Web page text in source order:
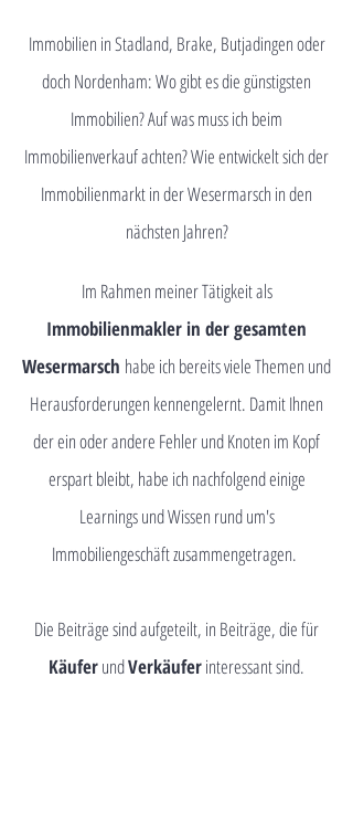
Immobilien in Stadland, Brake, Butjadingen oder
doch Nordenham: Wo gibt es die günstigsten
Immobilien? Auf was muss ich beim
Immobilienverkauf achten? Wie entwickelt sich der
Immobilienmarkt in der Wesermarsch in den
nächsten Jahren?
Im Rahmen meiner Tätigkeit als
Immobilienmakler in der gesamten
Wesermarsch habe ich bereits viele Themen und
Herausforderungen kennengelernt. Damit Ihnen
der ein oder andere Fehler und Knoten im Kopf
erspart bleibt, habe ich nachfolgend einige
Learnings und Wissen rund um's
Immobiliengeschäft zusammengetragen.
Die Beiträge sind aufgeteilt, in Beiträge, die für
KäuferundVerkäuferinteressant sind.